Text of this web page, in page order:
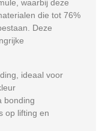
, waarbij deze
die tot 76%
Deze
ideaal voor
bonding
op lifting en